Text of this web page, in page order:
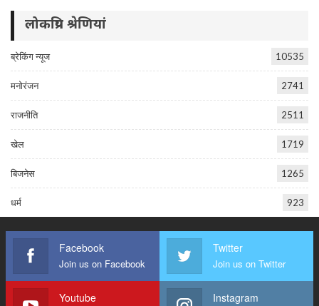
लोकप्रिय श्रेणियां
ब्रेकिंग न्यूज 10535
मनोरंजन 2741
राजनीति 2511
खेल 1719
बिजनेस 1265
धर्म 923
Facebook
Join us on Facebook
Twitter
Join us on Twitter
Youtube Instagram